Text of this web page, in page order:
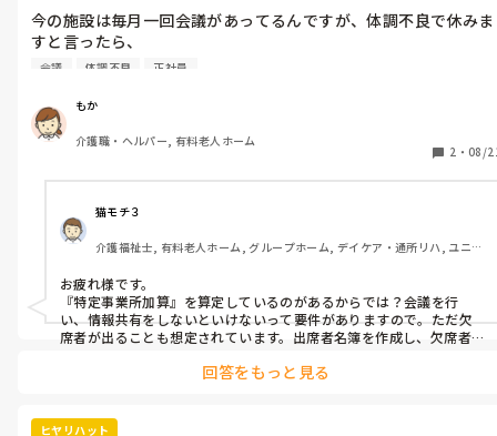
記載されるので何かあった時証拠になりますね。
今の施設は毎月一回会議があってるんですが、体調不良で休みま
すと言ったら、
基本的に正社員は参加なのです。任意ではありません。
身体的にキツイのでは仕方ありませんが今後はないようにしてく
ださい。と言われたのですがこれって強制参加みたいなもんです
よね？
会議 体調不良 正社員
もか
介護職・ヘルパー, 有料老人ホーム
2 ・ 08/
猫モチ３
介護福祉士, 有料老人ホーム, グループホーム, デイケア・通所リハ, ユニッ
お疲れ様です。
『特定事業所加算』を算定しているのがあるからでは？会議を行
い、情報共有をしないといけないって要件がありますので。ただ欠
席者が出ることも想定されています。出席者名簿を作成し、欠席者に
しょうけど、それを漏れなく欠席者全員に行っていくのは業務負担に
回答をもっと見る
ヒヤリハット